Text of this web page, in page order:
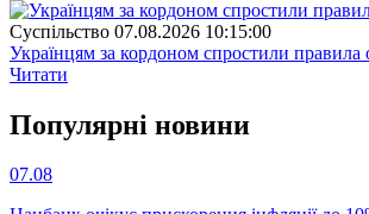
Суспiльство 07.08.2026 10:15:00
Українцям за кордоном спростили правила
Читати
Популярнi новини
07.08